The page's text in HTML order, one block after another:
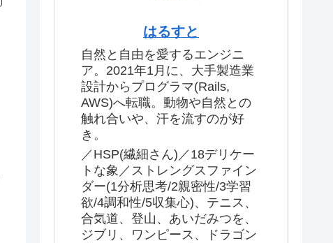
はるすと
自然と自由を愛するエンジニ
ア。2021年1月に、大手製造業
設計からプログラマ(Rails,
AWS)へ転職。動物や自然との
触れ合いや、汗を流すのが好
き。
／HSP(繊細さん)／18デリケー
トな象／ストレングスファイン
ダー(1分析思考/2親密性/3学習
欲/4調和性/5収集心)、テニス、
合気道、登山、あいだみつを、
ジブリ、ワンピース、ドラゴン